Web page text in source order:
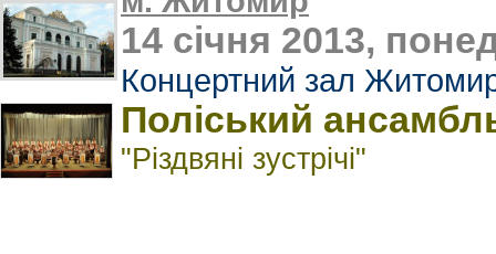
14 січня 2013,
Концертний зал
Поліський
"Різдвяні зустрічі"